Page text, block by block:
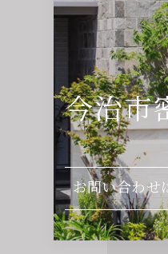
今治市
お問い合わせ